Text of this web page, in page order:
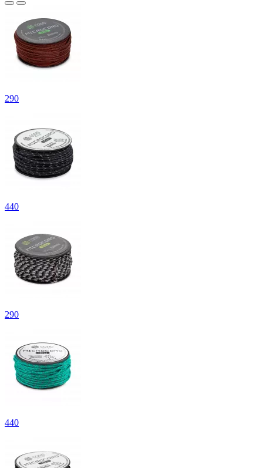
290
440
290
440